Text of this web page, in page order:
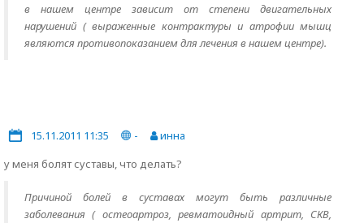
в нашем центре зависит от степени двигательных
нарушений ( выраженные контрактуры и атрофии мышц
являются противопоказанием для лечения в нашем центре).
15.11.2011 11:35 -
инна
у меня болят суставы, что делать?
Причиной болей в суставах могут быть различные
заболевания ( остеоартроз, ревматоидный артрит, СКВ,